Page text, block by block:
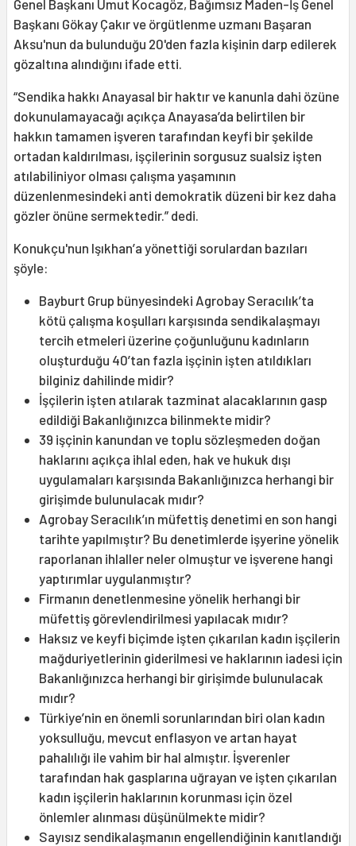
Genel Başkanı Umut Kocagöz, Bağımsız Maden-İş Genel
Başkanı Gökay Çakır ve örgütlenme uzmanı Başaran
Aksu'nun da bulunduğu 20'den fazla kişinin darp edilerek
gözaltına alındığını ifade etti.
“Sendika hakkı Anayasal bir haktır ve kanunla dahi özüne
dokunulamayacağı açıkça Anayasa’da belirtilen bir
hakkın tamamen işveren tarafından keyfi bir şekilde
ortadan kaldırılması, işçilerinin sorgusuz sualsiz işten
atılabiliniyor olması çalışma yaşamının
düzenlenmesindeki anti demokratik düzeni bir kez daha
gözler önüne sermektedir.” dedi.
Konukçu'nun Işıkhan’a yönettiği sorulardan bazıları
şöyle:
Bayburt Grup bünyesindeki Agrobay Seracılık’ta
kötü çalışma koşulları karşısında sendikalaşmayı
tercih etmeleri üzerine çoğunluğunu kadınların
oluşturduğu 40’tan fazla işçinin işten atıldıkları
bilginiz dahilinde midir?
İşçilerin işten atılarak tazminat alacaklarının gasp
edildiği Bakanlığınızca bilinmekte midir?
39 işçinin kanundan ve toplu sözleşmeden doğan
haklarını açıkça ihlal eden, hak ve hukuk dışı
uygulamaları karşısında Bakanlığınızca herhangi bir
girişimde bulunulacak mıdır?
Agrobay Seracılık’ın müfettiş denetimi en son hangi
tarihte yapılmıştır? Bu denetimlerde işyerine yönelik
raporlanan ihlaller neler olmuştur ve işverene hangi
yaptırımlar uygulanmıştır?
Firmanın denetlenmesine yönelik herhangi bir
müfettiş görevlendirilmesi yapılacak mıdır?
Haksız ve keyfi biçimde işten çıkarılan kadın işçilerin
mağduriyetlerinin giderilmesi ve haklarının iadesi için
Bakanlığınızca herhangi bir girişimde bulunulacak
mıdır?
Türkiye’nin en önemli sorunlarından biri olan kadın
yoksulluğu, mevcut enflasyon ve artan hayat
pahalılığı ile vahim bir hal almıştır. İşverenler
tarafından hak gasplarına uğrayan ve işten çıkarılan
kadın işçilerin haklarının korunması için özel
önlemler alınması düşünülmekte midir?
Sayısız sendikalaşmanın engellendiğinin kanıtlandığı